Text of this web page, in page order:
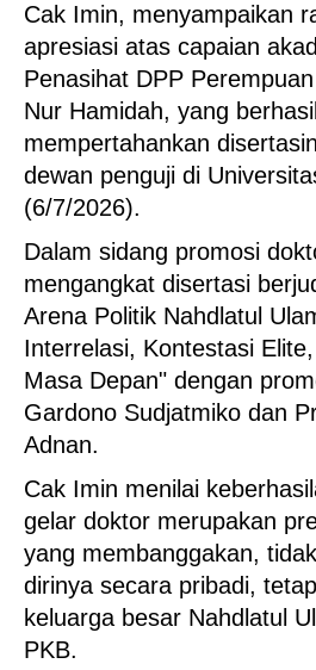
Cak Imin, menyampaikan
apresiasi atas capaian
Penasihat DPP
Nur Hamidah, yang berhasil
mempertahankan
dewan penguji di
(6/7/2026).
Dalam sidang promosi
mengangkat disertasi
Arena Politik Nahdlatul
Interrelasi, Kontestasi
Masa Depan" dengan
Gardono Sudjatmiko dan
Adnan.
Cak Imin menilai
gelar doktor merupakan
yang membanggakan,
dirinya secara pribadi,
keluarga besar Nahdlatul
PKB.